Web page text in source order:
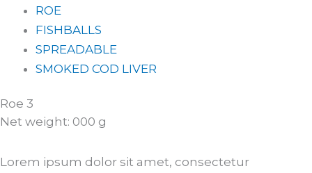
ROE
FISHBALLS
SPREADABLE
SMOKED COD LIVER
Roe 3
Net weight: 000 g
Lorem ipsum dolor sit amet, consectetur